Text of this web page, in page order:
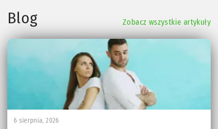
Blog Zobacz wszystkie artykuły
6 sierpnia, 2026